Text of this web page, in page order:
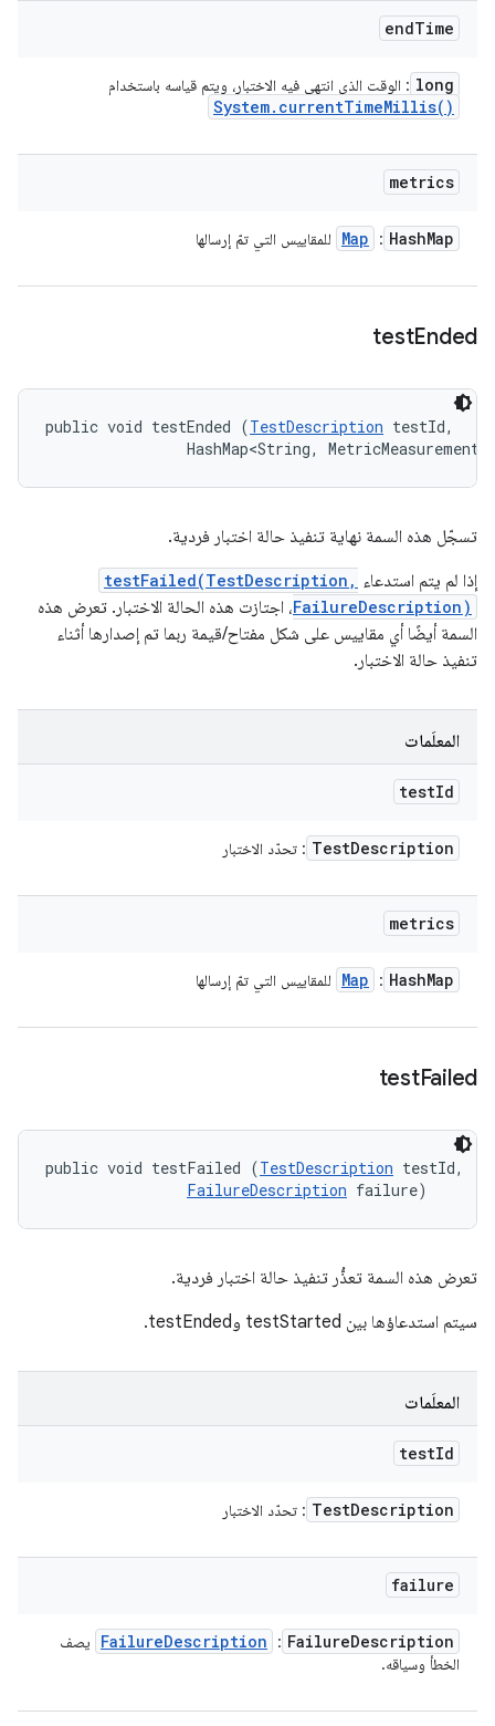
endTime
long : الوقت الذي انتهى فيه الاختبار، ويتم قياسه باستخدام
System. currentTimeMillis( )
metrics
HashMap
:
Map للمقاييس التي تمّ إرسالها
testEnded
public void testEnded (TestDescription testId,
HashMap<String,
تسجّل هذه السمة نهاية تنفيذ حالة اختبار فردية.
إذا لم يتم استدعاء testFailed(TestDescription,
FailureDescription)، اجتازت هذه الحالة الاختبار. تعرض هذه
السمة أيضًا أي مقاييس على شكل مفتاح/قيمة ربما تم إصدارها أثناء
تنفيذ حالة الاختبار.
المعلَمات
testId
TestDescription : تحدّد الاختبار
metrics
HashMap
:
Map للمقاييس التي تمّ إرسالها
testFailed
public void testFailed (TestDescription testId,
FailureDescription failure)
تعرض هذه السمة تعذُّر تنفيذ حالة اختبار فردية.
سيتم استدعاؤها بين testStarted وtestEnded.
المعلَمات
testId
TestDescription : تحدّد الاختبار
failure
FailureDescription
:
FailureDescription
يصف
الخطأ وسياقه.